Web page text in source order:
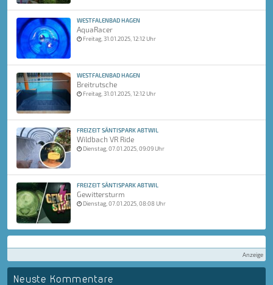
WESTFALENBAD HAGEN
AquaRacer
Freitag, 31.01.2025, 12:12 Uhr
WESTFALENBAD HAGEN
Breitrutsche
Freitag, 31.01.2025, 12:12 Uhr
FREIZEIT SÄNTISPARK ABTWIL
Wildbach VR Ride
Dienstag, 07.01.2025, 09:09 Uhr
FREIZEIT SÄNTISPARK ABTWIL
Gewittersturm
Dienstag, 07.01.2025, 08:08 Uhr
Anzeige
Neuste Kommentare